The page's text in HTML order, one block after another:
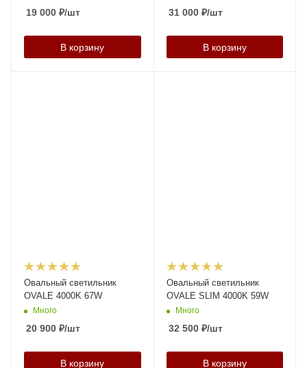
19 000 ₽/шт
В корзину
31 000₽/шт
В корзину
Овальный светильник
OVALE 4000K 67W
Много
20 900 ₽/шт
В корзину
Овальный светильник
OVALE SLIM 4000K 59W
Много
32 500₽/шт
В корзину